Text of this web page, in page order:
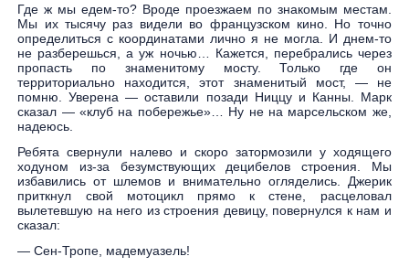
Где ж мы едем-то? Вроде проезжаем по знакомым местам.
Мы их тысячу раз видели во французском кино. Но точно
определиться с координатами лично я не могла. И днем-то
не разберешься, а уж ночью… Кажется, перебрались через
пропасть по знаменитому мосту. Только где он
территориально находится, этот знаменитый мост, — не
помню. Уверена — оставили позади Ниццу и Канны. Марк
сказал — «клуб на побережье»… Ну не на марсельском же,
надеюсь.
Ребята свернули налево и скоро затормозили у ходящего
ходуном из-за безумствующих децибелов строения. Мы
избавились от шлемов и внимательно огляделись. Джерик
приткнул свой мотоцикл прямо к стене, расцеловал
вылетевшую на него из строения девицу, повернулся к нам и
сказал:
— Сен-Тропе, мадемуазель!